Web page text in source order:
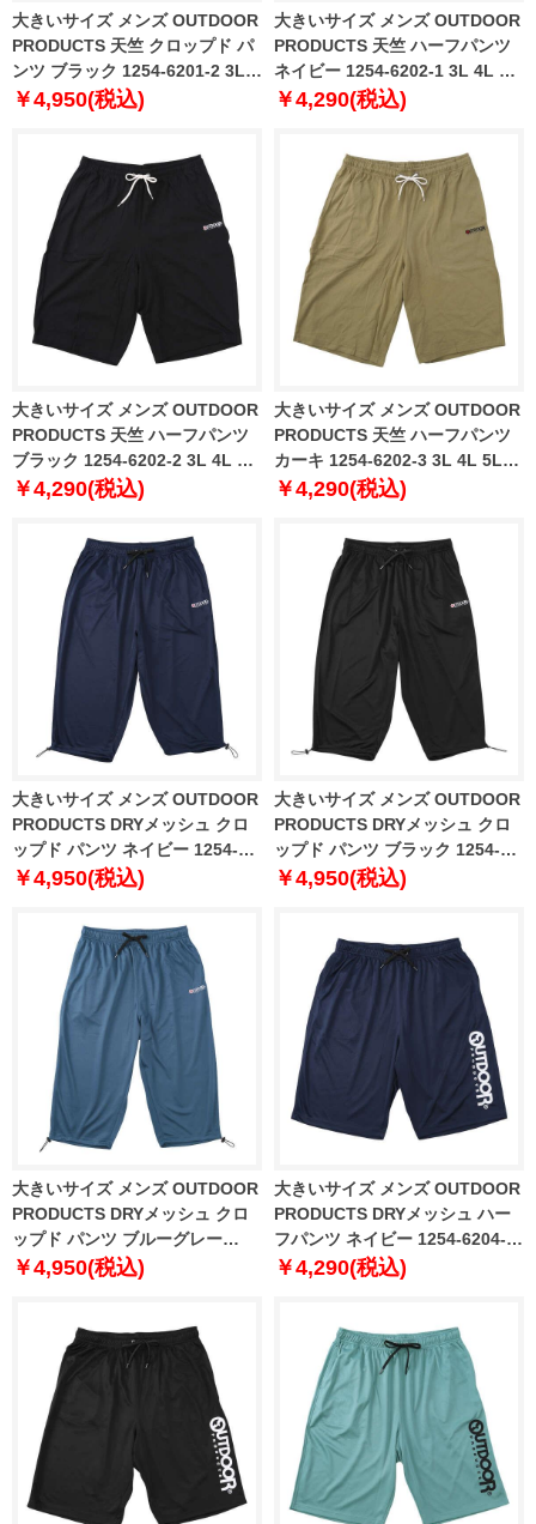
大きいサイズ メンズ OUTDOOR
PRODUCTS 天竺 クロップド パ
ンツ ブラック 1254-6201-2 3L
4L 5L 6L 7L 8L
￥4,950(税込)
大きいサイズ メンズ OUTDOOR
PRODUCTS 天竺 ハーフパンツ
ネイビー 1254-6202-1 3L 4L 5L
6L 7L 8L
￥4,290(税込)
大きいサイズ メンズ OUTDOOR
PRODUCTS 天竺 ハーフパンツ
ブラック 1254-6202-2 3L 4L 5L
6L 7L 8L
￥4,290(税込)
大きいサイズ メンズ OUTDOOR
PRODUCTS 天竺 ハーフパンツ
カーキ 1254-6202-3 3L 4L 5L
6L 7L 8L
￥4,290(税込)
大きいサイズ メンズ OUTDOOR
PRODUCTS DRYメッシュ クロ
ップド パンツ ネイビー 1254-
6203-1 3L 4L 5L 6L 7L 8L
￥4,950(税込)
大きいサイズ メンズ OUTDOOR
PRODUCTS DRYメッシュ クロ
ップド パンツ ブラック 1254-
6203-2 3L 4L 5L 6L 7L 8L
￥4,950(税込)
大きいサイズ メンズ OUTDOOR
PRODUCTS DRYメッシュ クロ
ップド パンツ ブルーグレー
1254-6203-3 3L 4L 5L 6L 7L 8L
￥4,950(税込)
大きいサイズ メンズ OUTDOOR
PRODUCTS DRYメッシュ ハー
フパンツ ネイビー 1254-6204-1
3L 4L 5L 6L 7L 8L
￥4,290(税込)